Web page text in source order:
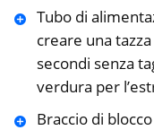
Tubo di
creare una
secondi senza
verdura per
Braccio di